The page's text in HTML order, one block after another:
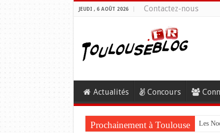
JEUDI , 6 AOÛT 2026 Contactez-nous
Actualités Concours
Prochainement à Toulouse Les